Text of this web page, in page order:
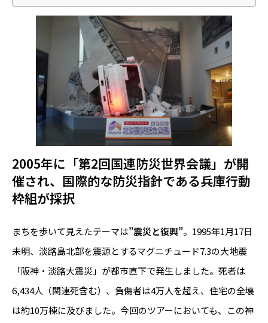
2005年に「第2回国連防災世界会議」が開
催され、国際的な防災指針である兵庫行動
枠組が採択
まちを歩いて見えたテーマは”震災と復興”。1995年1月17日
未明、淡路島北部を震源とするマグニチュード7.3の大地震
「阪神・淡路大震災」が都市直下で発生しました。死者は
6,434人（関連死含む）、負傷者は4万人を超え、住宅の全壊
は約10万棟に及びました。今回のツアーにおいても、この神